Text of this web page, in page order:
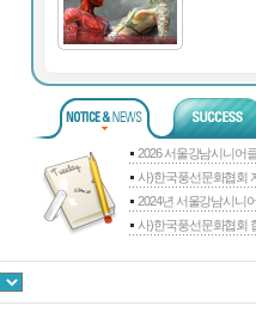
2026 서울강남시니어
사)한국풍선문화협회
2024년 서울강남시니
사)한국풍선문화협회